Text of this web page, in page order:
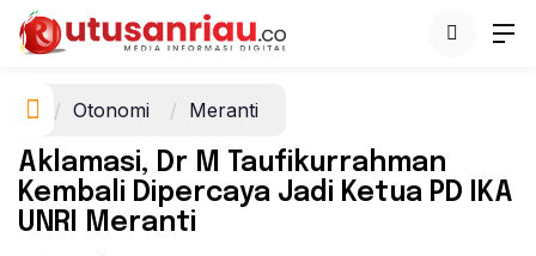
Otonomi Meranti
Aklamasi, Dr M Taufikurrahman
Kembali Dipercaya Jadi Ketua PD IKA
UNRI Meranti